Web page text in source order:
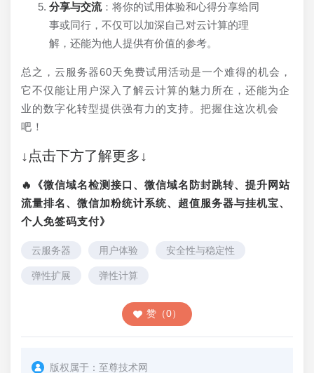
分享与交流：将你的试用体验和心得分享给同
事或同行，不仅可以加深自己对云计算的理
解，还能为他人提供有价值的参考。
总之，云服务器60天免费试用活动是一个难得的机会，
它不仅能让用户深入了解云计算的魅力所在，还能为企
业的数字化转型提供强有力的支持。把握住这次机会
吧！
↓点击下方了解更多↓
🔥《微信域名检测接口、微信域名防封跳转、提升网站
流量排名、微信加粉统计系统、超值服务器与挂机宝、
个人免签码支付》
云服务器 用户体验 安全性与稳定性
弹性扩展 弹性计算
赞（0）
版权属于： 至尊技术网